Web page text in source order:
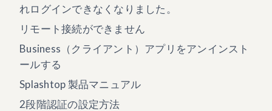
れログインできなくなりました。
リモート接続ができません
Business（クライアント）アプリをアンインスト
ールする
Splashtop 製品マニュアル
2段階認証の設定方法